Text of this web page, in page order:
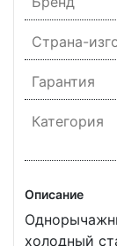
Страна-
Гарантия
Категория
Описание
холодный